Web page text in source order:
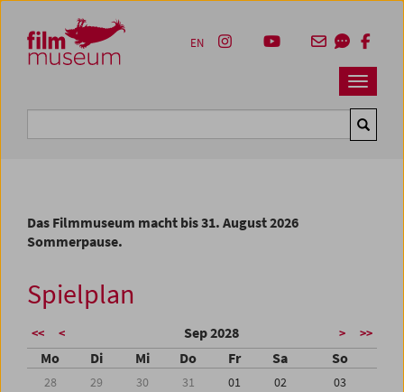
Zum Inhalt
Zum Hauptmenü
Zur Servicenavigation
Zum Suche
Navbar
EN
Das Filmmuseum macht bis 31. August 2026
Sommerpause.
Spielplan
<< < Sep 2028 > >>
Mo Di Mi Do Fr Sa So
28 29 30 31 01 02
03